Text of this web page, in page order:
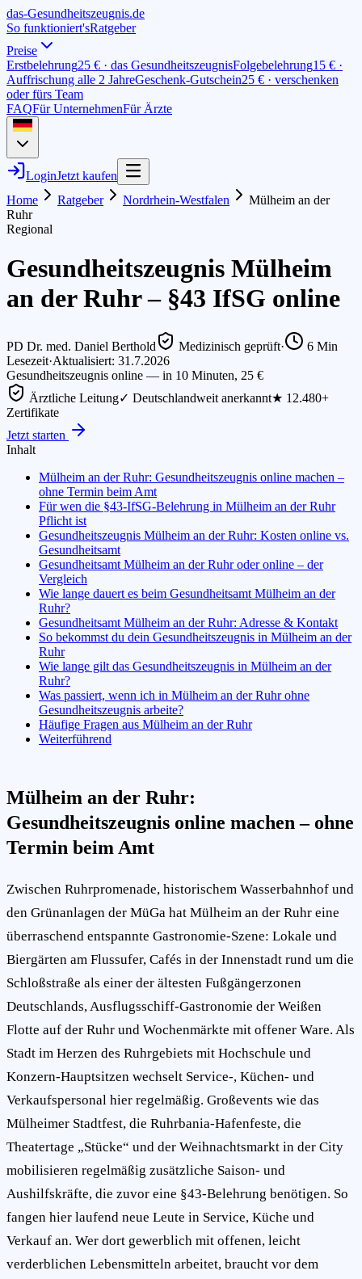
das-Gesundheitszeugnis.de
So funktioniert'sRatgeber
Preise
Erstbelehrung25 € · das GesundheitszeugnisFolgebelehrung15 € ·
Auffrischung alle 2 JahreGeschenk-Gutschein25 € · verschenken
oder fürs Team
FAQFür UnternehmenFür Ärzte
LoginJetzt kaufen
Home
Ratgeber Nordrhein-Westfalen
Mülheim an der
Ruhr
Regional
Gesundheitszeugnis Mülheim
an der Ruhr – §43 IfSG online
PD Dr. med. Daniel Berthold Medizinisch geprüft· 6 Min
Lesezeit·Aktualisiert: 31.7.2026
Gesundheitszeugnis online — in 10 Minuten, 25 €
Ärztliche Leitung✓ Deutschlandweit anerkannt★ 12.480+
Zertifikate
Jetzt starten
Inhalt
Mülheim an der Ruhr: Gesundheitszeugnis online machen –
ohne Termin beim Amt
Für wen die §43-IfSG-Belehrung in Mülheim an der Ruhr
Pflicht ist
Gesundheitszeugnis Mülheim an der Ruhr: Kosten online vs.
Gesundheitsamt
Gesundheitsamt Mülheim an der Ruhr oder online – der
Vergleich
Wie lange dauert es beim Gesundheitsamt Mülheim an der
Ruhr?
Gesundheitsamt Mülheim an der Ruhr: Adresse & Kontakt
So bekommst du dein Gesundheitszeugnis in Mülheim an der
Ruhr
Wie lange gilt das Gesundheitszeugnis in Mülheim an der
Ruhr?
Was passiert, wenn ich in Mülheim an der Ruhr ohne
Gesundheitszeugnis arbeite?
Häufige Fragen aus Mülheim an der Ruhr
Weiterführend
Mülheim an der Ruhr:
Gesundheitszeugnis online machen – ohne
Termin beim Amt
Zwischen Ruhrpromenade, historischem Wasserbahnhof und
den Grünanlagen der MüGa hat Mülheim an der Ruhr eine
überraschend entspannte Gastronomie-Szene: Lokale und
Biergärten am Flussufer, Cafés in der Innenstadt rund um die
Schloßstraße als einer der ältesten Fußgängerzonen
Deutschlands, Ausflugsschiff-Gastronomie der Weißen
Flotte auf der Ruhr und Wochenmärkte mit offener Ware. Als
Stadt im Herzen des Ruhrgebiets mit Hochschule und
Konzern-Hauptsitzen wechselt Service-, Küchen- und
Verkaufspersonal hier regelmäßig. Großevents wie das
Mülheimer Stadtfest, die Ruhrbania-Hafenfeste, die
Theatertage „Stücke“ und der Weihnachtsmarkt in der City
mobilisieren regelmäßig zusätzliche Saison- und
Aushilfskräfte, die zuvor eine §43-Belehrung benötigen. So
fangen hier laufend neue Leute in Service, Küche und
Verkauf an. Wer dort gewerblich mit offenen, leicht
verderblichen Lebensmitteln arbeitet, braucht vor dem